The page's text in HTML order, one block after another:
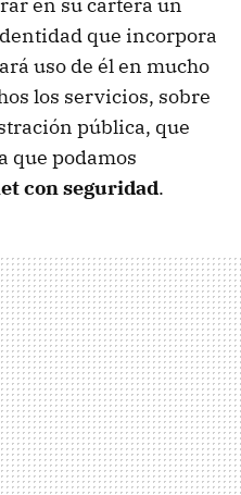
que incorpora
uso de él en mucho
los servicios, sobre
pública, que
que podamos
con seguridad.